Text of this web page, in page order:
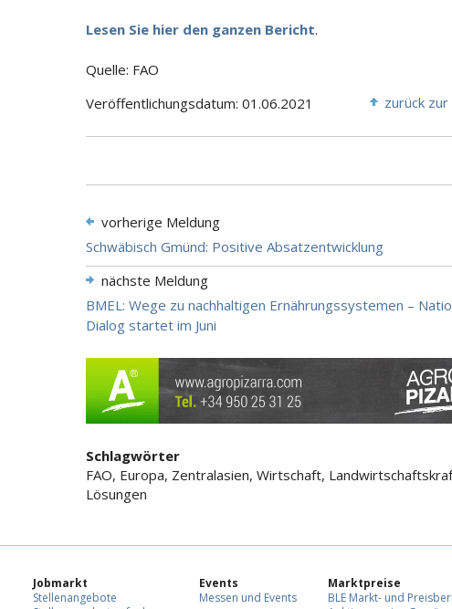
Lesen Sie hier den ganzen Bericht.
Quelle: FAO
Veröffentlichungsdatum: 01.06.2021
zurück
vorherige Meldung
Schwäbisch Gmünd: Positive Absatzentwicklung
nächste Meldung
BMEL: Wege zu nachhaltigen Ernährungssystemen –
Dialog startet im Juni
Schlagwörter
FAO, Europa, Zentralasien, Wirtschaft,
Lösungen
Jobmarkt
Stellenangebote
Events
Messen und Events
Marktpreise
BLE Markt- und